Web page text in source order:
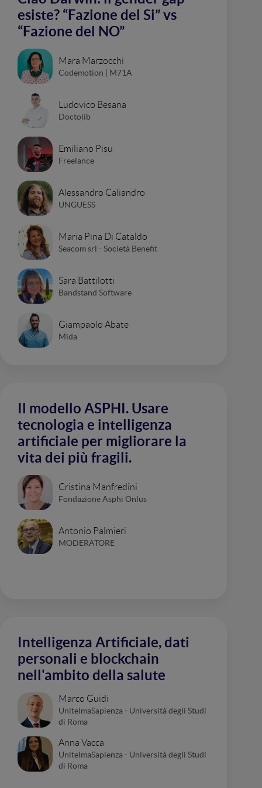
esiste? “Fazione del Si” vs
“Fazione del NO”
Mara Marzocchi
Codemotion | M71A
Ludovico Besana
Doctolib
Emiliano Pisu
Freelance
Alessandro Caliandro
UNGUESS
Maria Pina Di Cataldo
Seacom srl - Società Benefit
Sara Battilotti
Bandstand Software
Giampaolo Abate
Mida
Il modello ASPHI. Usare
tecnologia e intelligenza
artificiale per migliorare la
vita dei più fragili.
Cristina Manfredini
Fondazione Asphi Onlus
Antonio Palmieri
MODERATORE
Intelligenza Artificiale, dati
personali e blockchain
nell'ambito della salute
Marco Guidi
UnitelmaSapienza - Università degli Studi
di Roma
Anna Vacca
UnitelmaSapienza - Università degli Studi
di Roma